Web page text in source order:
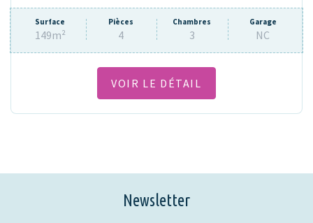
Surface
149m²
Pièces
4
Chambres
3
Garage
NC
VOIR LE DÉTAIL
Newsletter